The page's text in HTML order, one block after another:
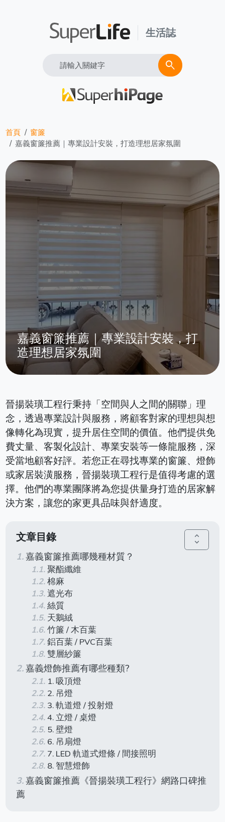
生活誌
Search search
首頁
窗簾
嘉義窗簾推薦｜專業設計安裝，打造理想居家氛圍
嘉義窗簾推薦｜專業設計安裝，打
造理想居家氛圍
晉揚裝璜工程行秉持「空間與人之間的關聯」理
念，透過專業設計與服務，將顧客對家的理想與想
像轉化為現實，提升居住空間的價值。​他們提供免
費丈量、客製化設計、專業安裝等一條龍服務，深
受當地顧客好評。​若您正在尋找專業的窗簾、燈飾
或家居裝潢服務，晉揚裝璜工程行是值得考慮的選
擇。​他們的專業團隊將為您提供量身打造的居家解
決方案，讓您的家更具品味與舒適度。
文章目錄 unfold_more
嘉義窗簾推薦哪幾種材質？
聚酯纖維
棉麻
遮光布
絲質
天鵝絨
竹簾 / 木百葉
鋁百葉 / PVC百葉
雙層紗簾
嘉義燈飾推薦有哪些種類?
1. 吸頂燈
2. 吊燈
3. 軌道燈 / 投射燈
4. 立燈 / 桌燈
5. 壁燈
6. 吊扇燈
7. LED 軌道式燈條 / 間接照明
8. 智慧燈飾
嘉義窗簾推薦《晉揚裝璜工程行》網路口碑推
薦